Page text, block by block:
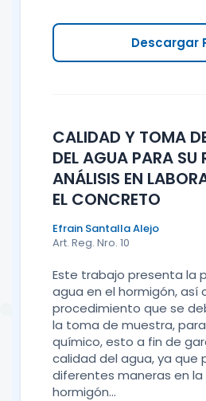
Descargar
CALIDAD Y TOMA
DEL AGUA PARA SU
ANÁLISIS EN
EL CONCRETO
Efrain Santalla Alejo
Art. Reg. Nro. 10
Este trabajo presenta la
agua en el hormigón, así
procedimiento que se
la toma de muestra, para
químico, esto a fin de
calidad del agua, ya que
diferentes maneras en
hormigón...